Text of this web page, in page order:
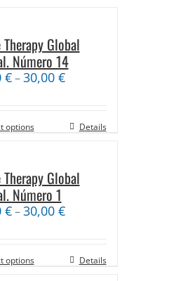
Therapy Global
Número 14
€–30,00 €
options Details
Therapy Global
Número 1
€–30,00 €
options Details